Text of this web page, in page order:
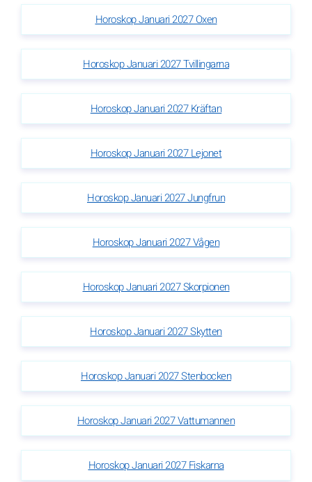
Horoskop Januari 2027 Oxen
Horoskop Januari 2027 Tvillingarna
Horoskop Januari 2027 Kräftan
Horoskop Januari 2027 Lejonet
Horoskop Januari 2027 Jungfrun
Horoskop Januari 2027 Vågen
Horoskop Januari 2027 Skorpionen
Horoskop Januari 2027 Skytten
Horoskop Januari 2027 Stenbocken
Horoskop Januari 2027 Vattumannen
Horoskop Januari 2027 Fiskarna